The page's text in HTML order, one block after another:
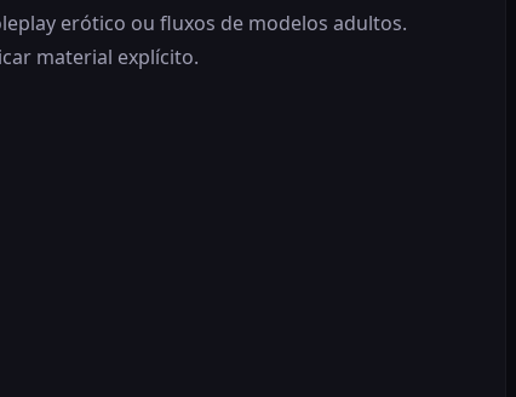
erótico ou fluxos de modelos adultos.
material explícito.